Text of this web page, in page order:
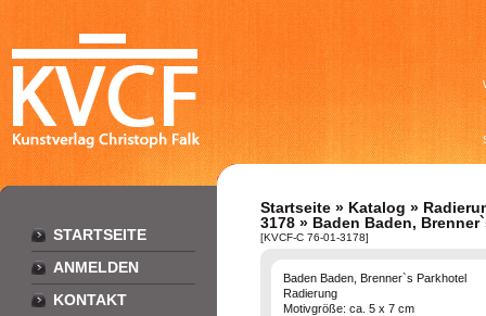
STARTSEITE
ANMELDEN
KONTAKT
Startseite » Katalog »
3178 » Baden Baden,
[KVCF-C 76-01-3178]
Baden Baden, Brenner`s Parkhotel
Radierung
Motivgröße: ca. 5 x 7 cm